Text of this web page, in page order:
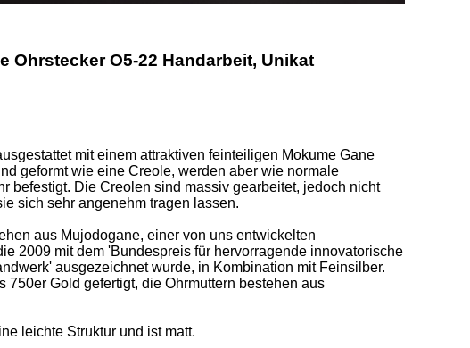
Ohrstecker O5-22 Handarbeit, Unikat
mit einem attraktiven feinteiligen Mokume Gane
geformt wie eine Creole, werden aber wie normale
befestigt. Die Creolen sind massiv gearbeitet, jedoch nicht
sich sehr angenehm tragen lassen.
aus Mujodogane, einer von uns entwickelten
2009 mit dem 'Bundespreis für hervorragende innovatorische
ausgezeichnet wurde, in Kombination mit Feinsilber.
750er Gold gefertigt, die Ohrmuttern bestehen aus
leichte Struktur und ist matt.